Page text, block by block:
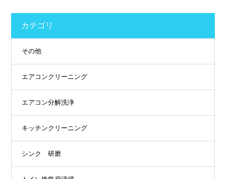
カテゴリ
その他
エアコンクリーニング
エアコン分解洗浄
キッチンクリーニング
シンク 研磨